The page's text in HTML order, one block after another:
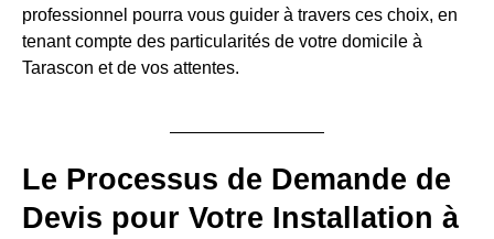
professionnel pourra vous guider à travers ces choix, en
tenant compte des particularités de votre domicile à
Tarascon et de vos attentes.
Le Processus de Demande de
Devis pour Votre Installation à